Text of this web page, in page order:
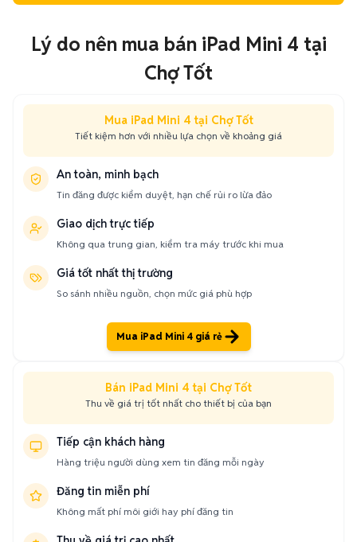
Lý do nên mua bán iPad Mini 4 tại
Chợ Tốt
Mua iPad Mini 4 tại Chợ Tốt
Tiết kiệm hơn với nhiều lựa chọn về khoảng giá
An toàn, minh bạch
Tin đăng được kiểm duyệt, hạn chế rủi ro lừa đảo
Giao dịch trực tiếp
Không qua trung gian, kiểm tra máy trước khi mua
Giá tốt nhất thị trường
So sánh nhiều nguồn, chọn mức giá phù hợp
Mua iPad Mini 4 giá rẻ
Bán iPad Mini 4 tại Chợ Tốt
Thu về giá trị tốt nhất cho thiết bị của bạn
Tiếp cận khách hàng
Hàng triệu người dùng xem tin đăng mỗi ngày
Đăng tin miễn phí
Không mất phí môi giới hay phí đăng tin